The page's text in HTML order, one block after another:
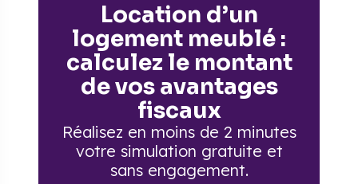
Location d’un
logement meublé :
calculez le montant
de vos avantages
fiscaux
Réalisez en moins de 2 minutes
votre simulation gratuite et
sans engagement.